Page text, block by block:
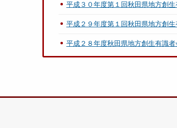
平成３０年度第１回秋田県地方創
平成２９年度第１回秋田県地方創
平成２８年度秋田県地方創生有識